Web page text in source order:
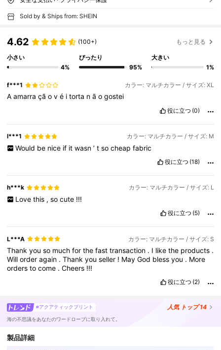
Sold by & Ships from: SHEIN
4.62 (100+) もっと見る
小さい
4%
ぴったり
95%
大きい
1%
f***1 カラー: マルチカラー / サイズ: XL
Aamarraçãové itorta nãogostei
役に立つ (0)
l***1 カラー: マルチカラー / サイズ: M
Would be nice if it wasn ’ t so cheap fabric
役に立つ (18)
h***k カラー: マルチカラー / サイズ: L
Love this , so cute !!!
役に立つ (5)
L***A カラー: マルチカラー / サイズ: S
Thankyouso muchforthefasttransaction . I likethe products .
Willorderagain .Thankyouseller ! MayGod blessyou . More
orderstocome .Cheers !!!
役に立つ (2)
#アクアティックプリント 人気 トップ 14
海の不思議をあなたのワードローブに取り入れて。
製品詳細